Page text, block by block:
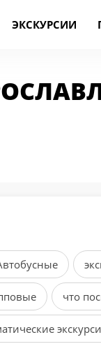
ЭКСКУРСИИ
что